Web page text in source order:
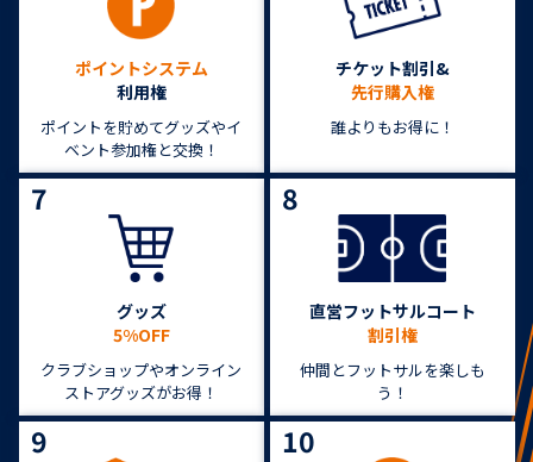
ポイントシステム
利用権
ポイントを貯めてグッズやイ
ベント参加権と交換！
チケット割引&
先行購入権
誰よりもお得に！
7
グッズ
5%OFF
クラブショップやオンライン
ストアグッズがお得！
8
直営フットサルコート
割引権
仲間とフットサルを楽しも
う！
9 10